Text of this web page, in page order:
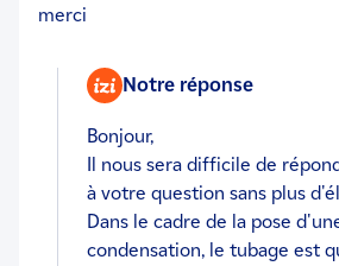
merci
Notre réponse
Bonjour,
Il nous sera difficile de
à votre question sans plus
Dans le cadre de la pose
condensation, le tubage est